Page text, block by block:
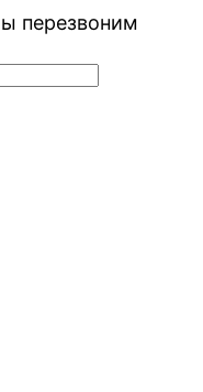
перезвоним